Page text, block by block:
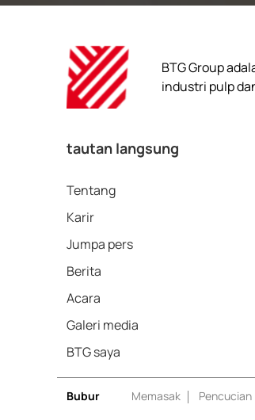
BTG Group
industri pulp
tautan langsung
Tentang
Karir
Jumpa pers
Berita
Acara
Galeri media
BTG saya
Bubur Memasak Pencucian